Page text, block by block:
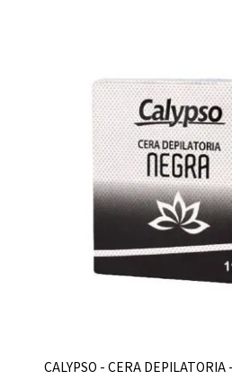
CALYPSO - CERA